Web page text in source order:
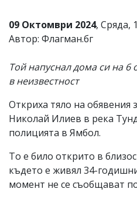
под
статиите
се
от
и
не
носи
отговорност
за
Ако
откриете
обиден
09 Октомври 2024, Сряда,
Автор: Флагман.бг
Той напуснал дома си на 6
в неизвестност
Откриха тяло на
Николай Илиев в река
полицията в Ямбол.
То е било открито в
където е живял 34-
момент не се съобщават